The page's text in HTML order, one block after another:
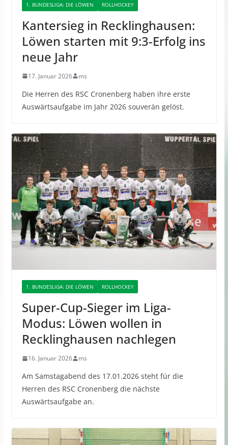
1. BUNDESLIGA: DIE LÖWEN ROLLHOCKEY
Kantersieg in Recklinghausen:
Löwen starten mit 9:3-Erfolg ins
neue Jahr
17. Januar 2026 ms
Die Herren des RSC Cronenberg haben ihre erste
Auswärtsaufgabe im Jahr 2026 souverän gelöst.
1. BUNDESLIGA: DIE LÖWEN ROLLHOCKEY
Super-Cup-Sieger im Liga-
Modus: Löwen wollen in
Recklinghausen nachlegen
16. Januar 2026 ms
Am Samstagabend des 17.01.2026 steht für die
Herren des RSC Cronenberg die nächste
Auswärtsaufgabe an.